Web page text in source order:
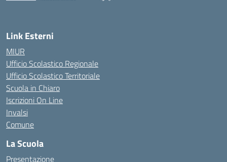
Link Esterni
MIUR
Ufficio Scolastico Regionale
Ufficio Scolastico Territoriale
Scuola in Chiaro
Iscrizioni On Line
Invalsi
Comune
La Scuola
Presentazione